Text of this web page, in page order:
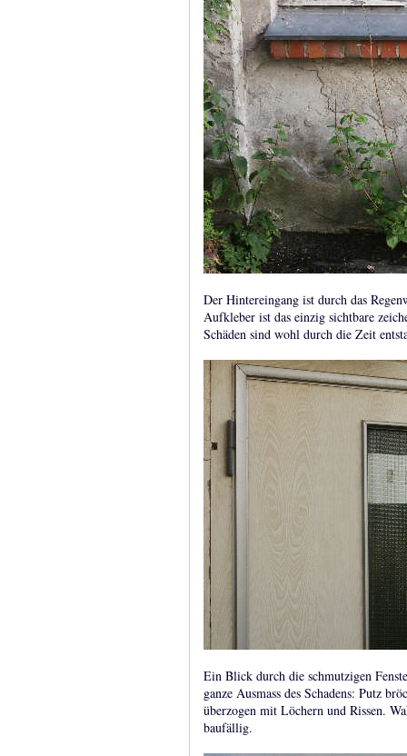
Der Hintereingang ist durch das
Aufkleber ist das einzig sichtbare
Schäden sind wohl durch die Zeit
Ein Blick durch die schmutzigen
ganze Ausmass des Schadens: Putz
überzogen mit Löchern und Rissen.
baufällig.